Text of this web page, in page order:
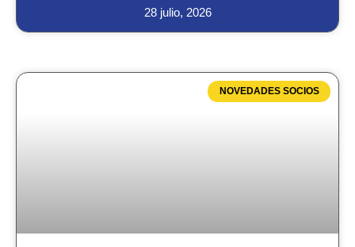
28 julio, 2026
NOVEDADES SOCIOS